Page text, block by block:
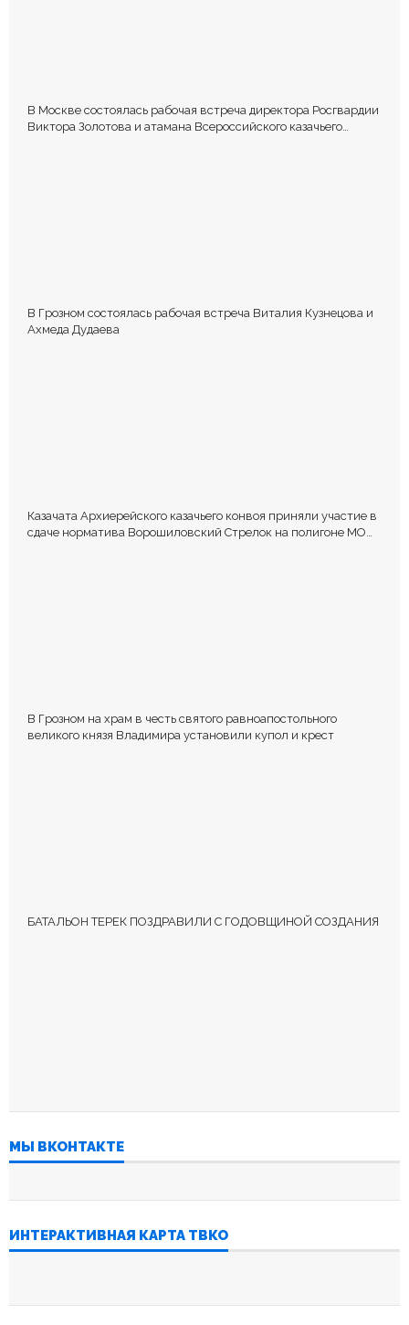
В Москве состоялась рабочая встреча директора Росгвардии
Виктора Золотова и атамана Всероссийского казачьего
В Грозном состоялась рабочая встреча Виталия Кузнецова и
Ахмеда Дудаева
Казачата Архиерейского казачьего конвоя приняли участие в
сдаче норматива Ворошиловский Стрелок на полигоне МО
В Грозном на храм в честь святого равноапостольного
великого князя Владимира установили купол и крест
БАТАЛЬОН ТЕРЕК ПОЗДРАВИЛИ С ГОДОВЩИНОЙ СОЗДАНИЯ
МЫ ВКОНТАКТЕ
ИНТЕРАКТИВНАЯ КАРТА ТВКО